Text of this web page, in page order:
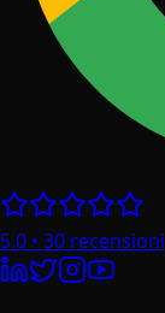
5.0 • 30 recensioni